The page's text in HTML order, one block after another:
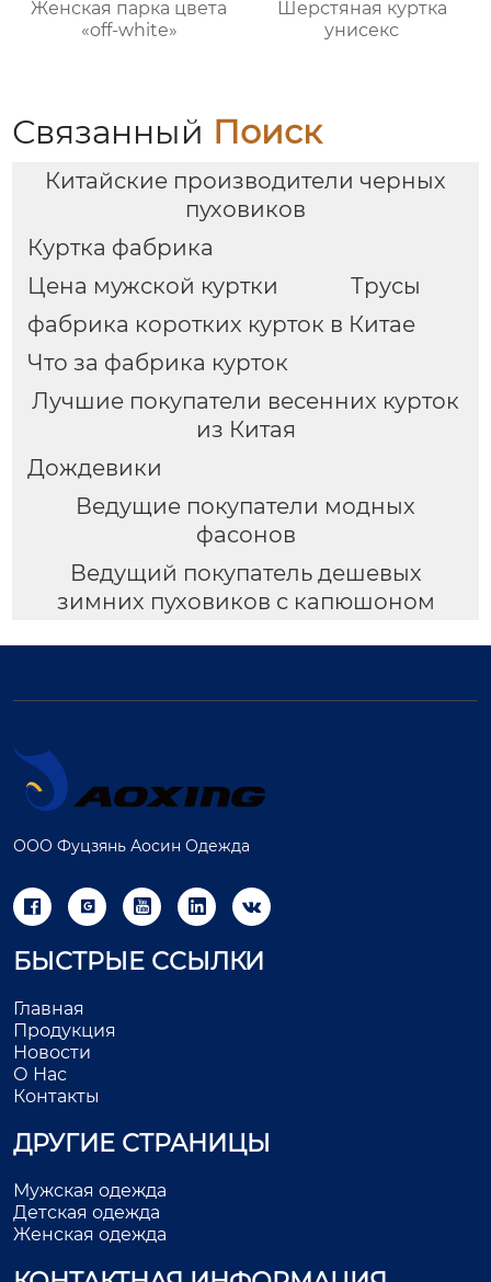
Женская парка цвета
«off-white»
Шерстяная куртка
унисекс
Связанный Поиск
Китайские производители черных
пуховиков
Куртка фабрика
Цена мужской куртки
Трусы
фабрика коротких курток в Китае
Что за фабрика курток
Лучшие покупатели весенних курток
из Китая
Дождевики
Ведущие покупатели модных
фасонов
Ведущий покупатель дешевых
зимних пуховиков с капюшоном
ООО Фуцзянь Аосин Одежда
    
БЫСТРЫЕ ССЫЛКИ
Главная
Продукция
Новости
О Нас
Контакты
ДРУГИЕ СТРАНИЦЫ
Мужская одежда
Детская одежда
Женская одежда